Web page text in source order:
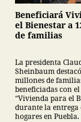
Beneficiará
el Bienestar a
de familias
La presidenta
Sheinbaum
millones de
beneficiadas con
“Vivienda para el
durante la entrega
hogares en Puebla.